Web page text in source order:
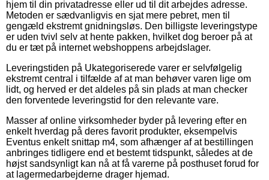
hjem til din privatadresse eller ud til dit arbejdes adresse.
Metoden er sædvanligvis en sjat mere pebret, men til
gengæld ekstremt gnidningsløs. Den billigste leveringstype
er uden tvivl selv at hente pakken, hvilket dog beroer på at
du er tæt på internet webshoppens arbejdslager.
Leveringstiden på Ukategoriserede varer er selvfølgelig
ekstremt central i tilfælde af at man behøver varen lige om
lidt, og herved er det aldeles på sin plads at man checker
den forventede leveringstid for den relevante vare.
Masser af online virksomheder byder på levering efter en
enkelt hverdag på deres favorit produkter, eksempelvis
Eventus enkelt snittap m4, som afhænger af at bestillingen
anbringes tidligere end et bestemt tidspunkt, således at de
højst sandsynligt kan nå at få varerne på posthuset forud for
at lagermedarbejderne drager hjemad.